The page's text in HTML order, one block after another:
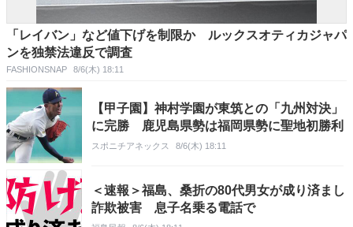
「レイバン」など値下げを制限か ルックスオティカジャパ
ンを独禁法違反で調査
FASHIONSNAP 8/6(木) 18:11
【甲子園】神村学園が東筑との「九州対決」
に完勝 鹿児島県勢は福岡県勢に聖地初勝利
スポニチアネックス 8/6(木) 18:11
＜速報＞福島、桑折の80代男女が成り済まし
詐欺被害 息子名乗る電話で